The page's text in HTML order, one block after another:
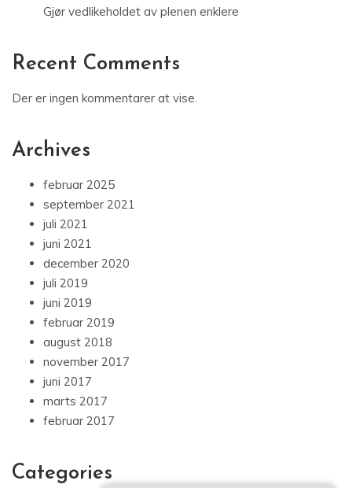
Gjør vedlikeholdet av plenen enklere
Recent Comments
Der er ingen kommentarer at vise.
Archives
februar 2025
september 2021
juli 2021
juni 2021
december 2020
juli 2019
juni 2019
februar 2019
august 2018
november 2017
juni 2017
marts 2017
februar 2017
Categories